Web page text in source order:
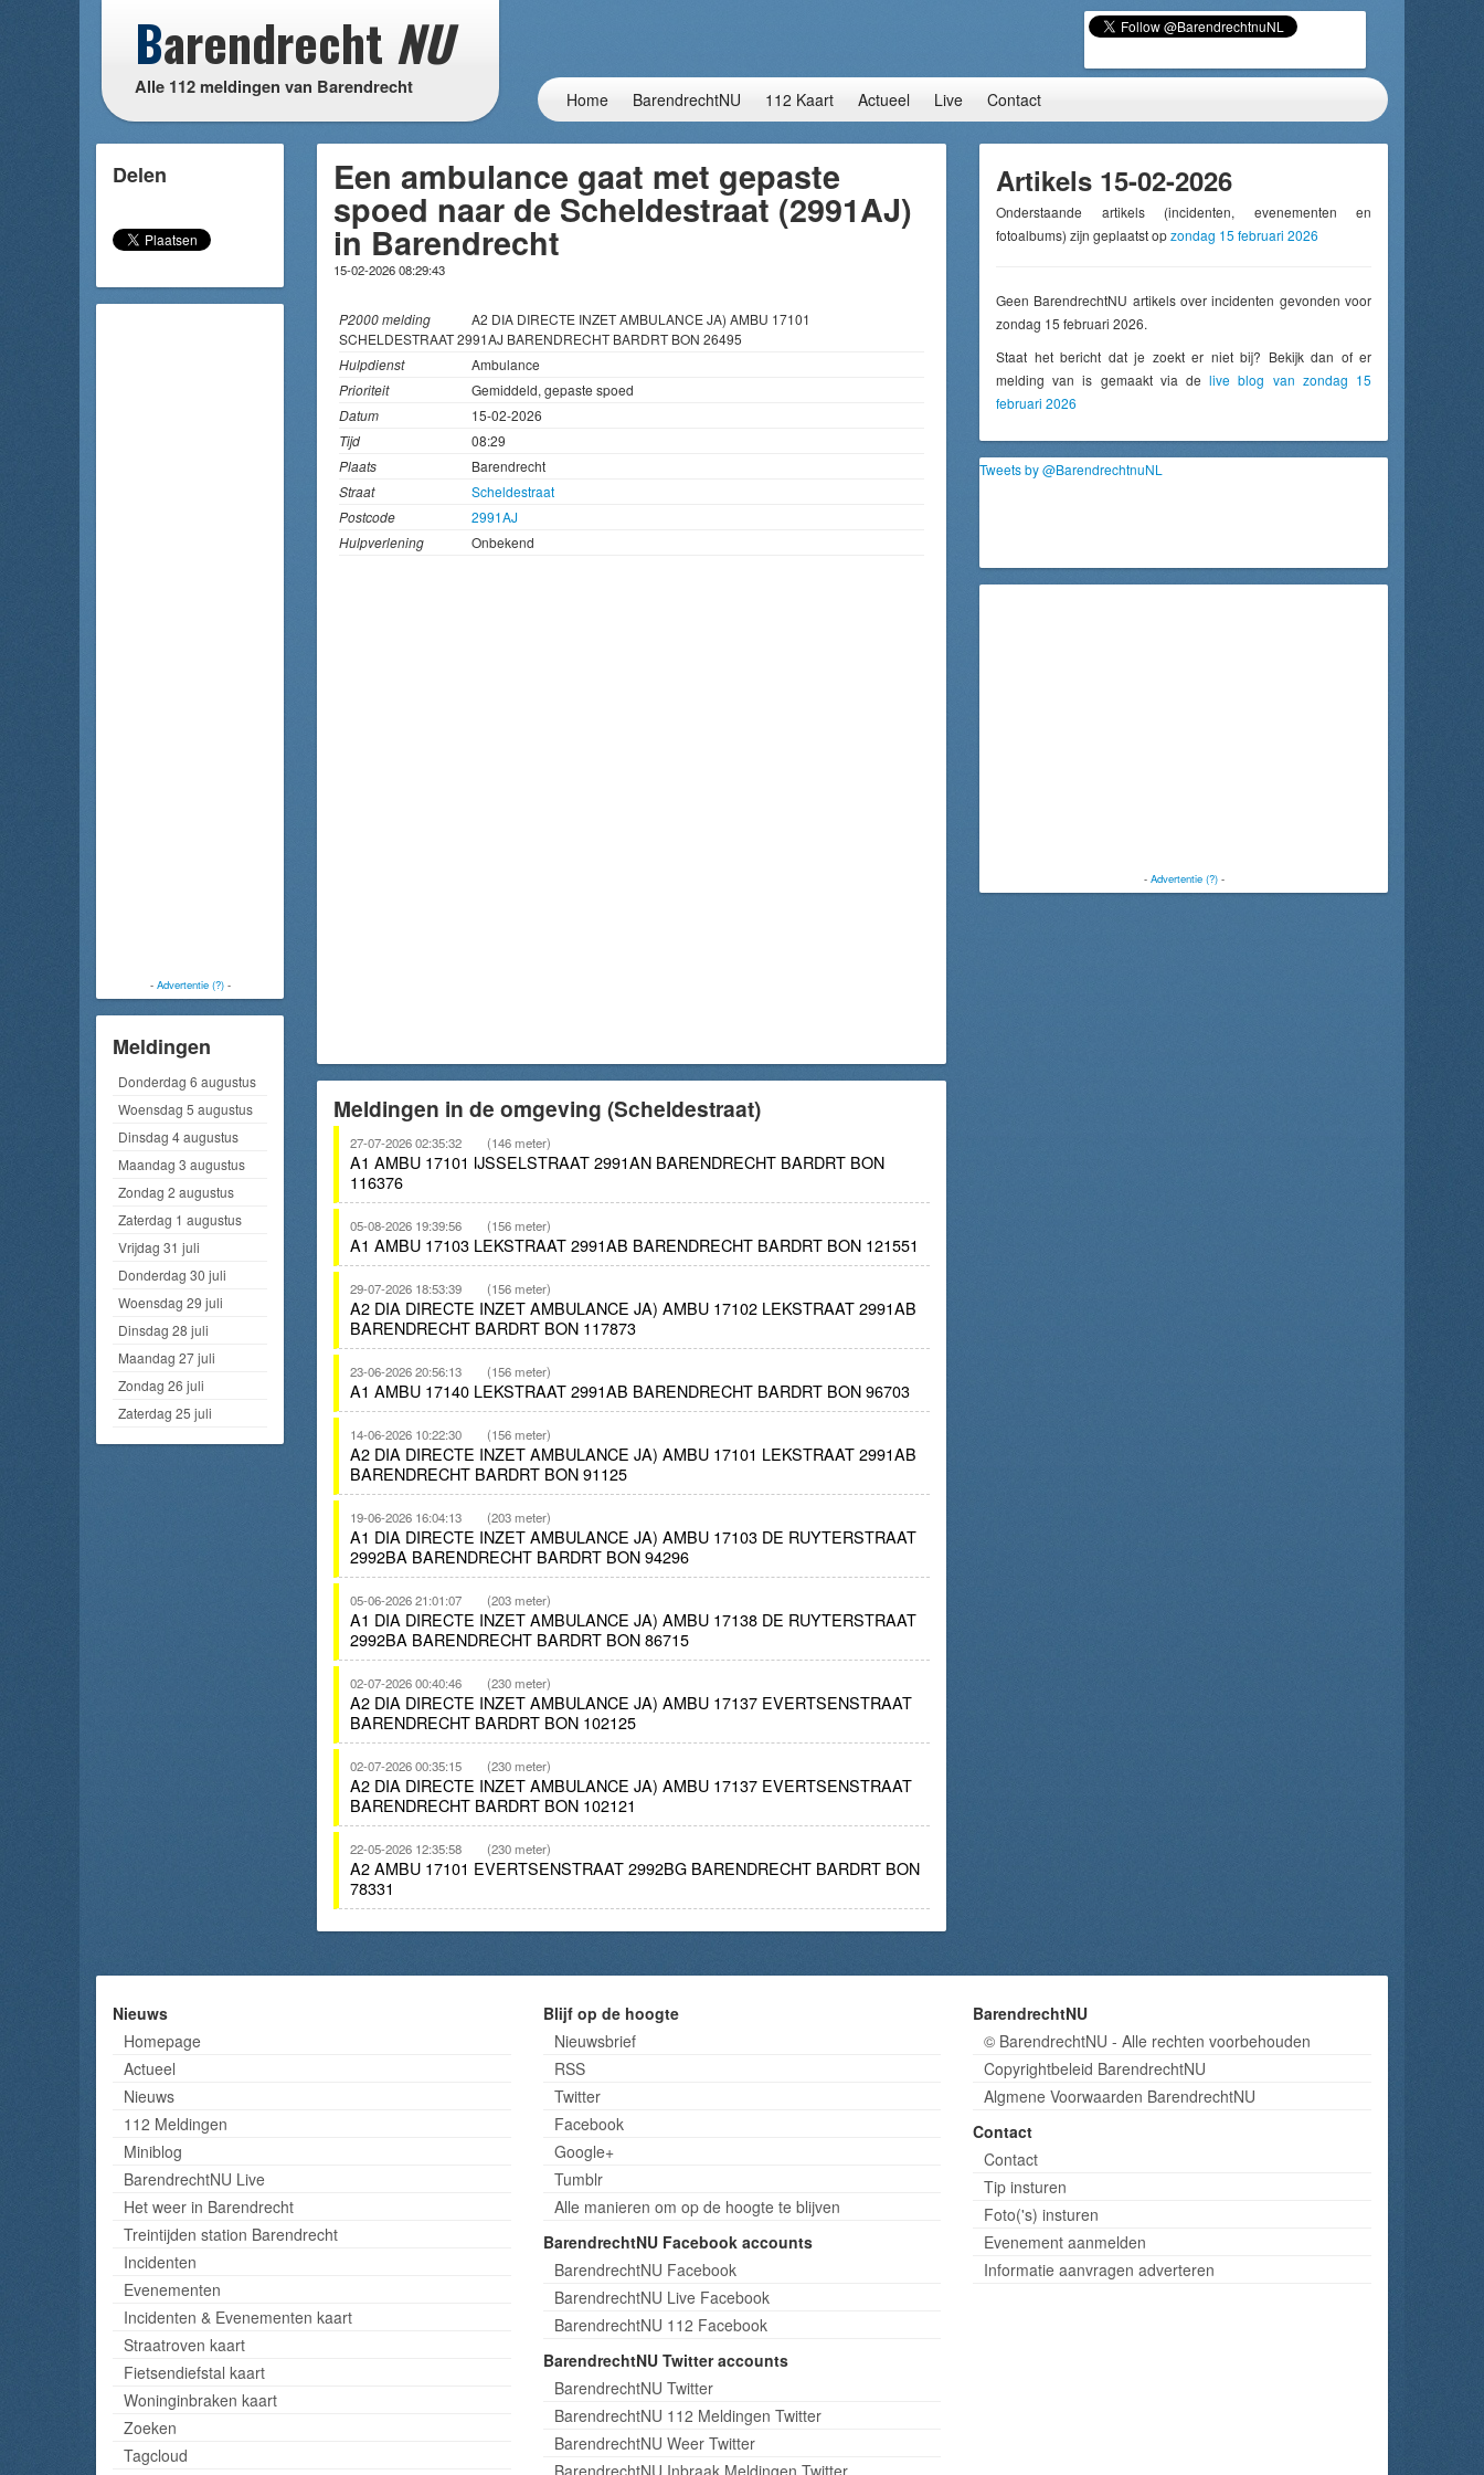
Barendrecht NU
Alle 112 meldingen van Barendrecht
Home BarendrechtNU 112 Kaart Actueel Live Contact
Delen
- Advertentie (?)-
Meldingen
Donderdag 6 augustus
Woensdag 5 augustus
Dinsdag 4 augustus
Maandag 3 augustus
Zondag 2 augustus
Zaterdag 1 augustus
Vrijdag 31 juli
Donderdag 30 juli
Woensdag 29 juli
Dinsdag 28 juli
Maandag 27 juli
Zondag 26 juli
Zaterdag 25 juli
Een ambulance gaat met gepaste
spoed naar de Scheldestraat (2991AJ)
in Barendrecht
15-02-2026 08:29:43
P2000 melding
A2 DIA DIRECTE INZET AMBULANCE JA) AMBU 17101
SCHELDESTRAAT 2991AJ BARENDRECHT BARDRT BON 26495
Hulpdienst
Ambulance
Prioriteit
Gemiddeld, gepaste spoed
Datum
15-02-2026
Tijd
08:29
Plaats
Barendrecht
Straat
Scheldestraat
Postcode
2991AJ
Hulpverlening
Onbekend
Meldingen in de omgeving (Scheldestraat)
27-07-2026 02:35:32 (146 meter)
A1 AMBU 17101 IJSSELSTRAAT 2991AN BARENDRECHT BARDRT BON
116376
05-08-2026 19:39:56 (156 meter)
A1 AMBU 17103 LEKSTRAAT 2991AB BARENDRECHT BARDRT BON 121551
29-07-2026 18:53:39 (156 meter)
A2 DIA DIRECTE INZET AMBULANCE JA) AMBU 17102 LEKSTRAAT 2991AB
BARENDRECHT BARDRT BON 117873
23-06-2026 20:56:13 (156 meter)
A1 AMBU 17140 LEKSTRAAT 2991AB BARENDRECHT BARDRT BON 96703
14-06-2026 10:22:30 (156 meter)
A2 DIA DIRECTE INZET AMBULANCE JA) AMBU 17101 LEKSTRAAT 2991AB
BARENDRECHT BARDRT BON 91125
19-06-2026 16:04:13 (203 meter)
A1 DIA DIRECTE INZET AMBULANCE JA) AMBU 17103 DE RUYTERSTRAAT
2992BA BARENDRECHT BARDRT BON 94296
05-06-2026 21:01:07 (203 meter)
A1 DIA DIRECTE INZET AMBULANCE JA) AMBU 17138 DE RUYTERSTRAAT
2992BA BARENDRECHT BARDRT BON 86715
02-07-2026 00:40:46 (230 meter)
A2 DIA DIRECTE INZET AMBULANCE JA) AMBU 17137 EVERTSENSTRAAT
BARENDRECHT BARDRT BON 102125
02-07-2026 00:35:15 (230 meter)
A2 DIA DIRECTE INZET AMBULANCE JA) AMBU 17137 EVERTSENSTRAAT
BARENDRECHT BARDRT BON 102121
22-05-2026 12:35:58 (230 meter)
A2 AMBU 17101 EVERTSENSTRAAT 2992BG BARENDRECHT BARDRT BON
78331
Artikels 15-02-2026
Onderstaande artikels (incidenten, evenementen en
fotoalbums) zijn geplaatst opzondag 15 februari 2026
Geen BarendrechtNU artikels over incidenten gevonden voor
zondag 15 februari 2026.
Staat het bericht dat je zoekt er niet bij? Bekijk dan of er
melding van is gemaakt via delive blog van zondag 15
februari 2026
Tweets by @BarendrechtnuNL
- Advertentie (?)-
Nieuws
Homepage
Actueel
Nieuws
112 Meldingen
Miniblog
BarendrechtNU Live
Het weer in Barendrecht
Treintijden station Barendrecht
Incidenten
Evenementen
Incidenten & Evenementen kaart
Straatroven kaart
Fietsendiefstal kaart
Woninginbraken kaart
Zoeken
Tagcloud
Blijf op de hoogte
Nieuwsbrief
RSS
Twitter
Facebook
Google+
Tumblr
Alle manieren om op de hoogte te blijven
BarendrechtNU Facebook accounts
BarendrechtNU Facebook
BarendrechtNU Live Facebook
BarendrechtNU 112 Facebook
BarendrechtNU Twitter accounts
BarendrechtNU Twitter
BarendrechtNU 112 Meldingen Twitter
BarendrechtNU Weer Twitter
BarendrechtNU Inbraak Meldingen Twitter
BarendrechtNU
© BarendrechtNU - Alle rechten voorbehouden
Copyrightbeleid BarendrechtNU
Algmene Voorwaarden BarendrechtNU
Contact
Contact
Tip insturen
Foto('s) insturen
Evenement aanmelden
Informatie aanvragen adverteren